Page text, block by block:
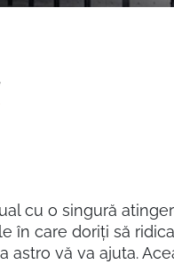
cu o singură
în care doriți să
astro vă va ajuta.